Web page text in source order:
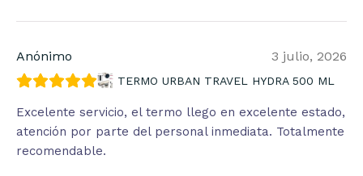
Anónimo 3 julio, 2026
TERMO URBAN TRAVEL HYDRA 500 ML
Excelente servicio, el termo llego en excelente estado,
atención por parte del personal inmediata. Totalmente
recomendable.